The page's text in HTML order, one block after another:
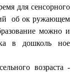
для сенсорного
об ок ружающем
можно и
в дошколь ное
возраста -